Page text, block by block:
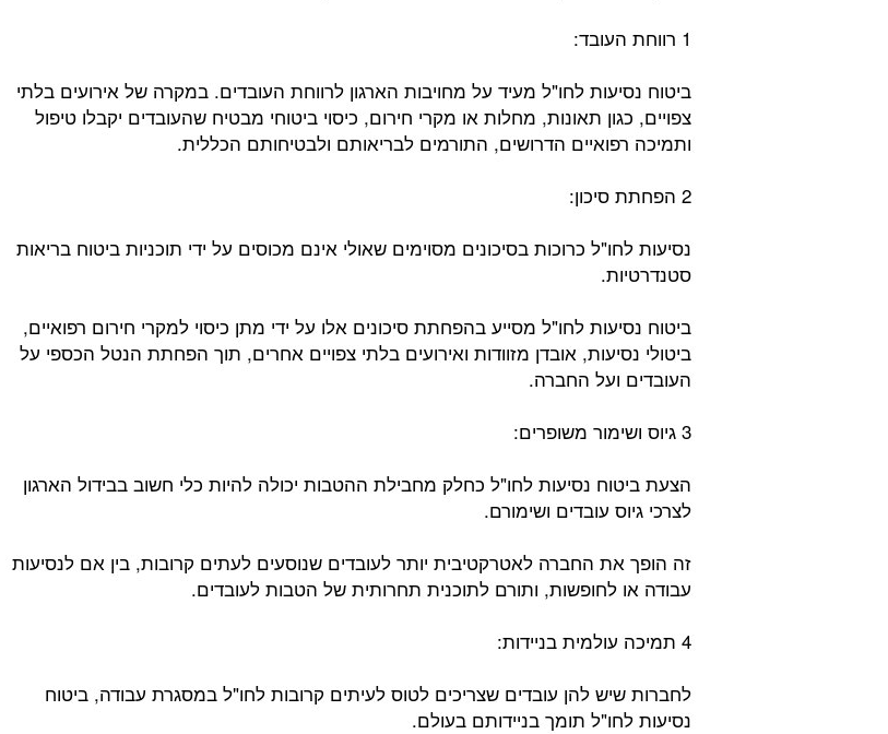
1 רווחת העובד:
ביטוח נסיעות לחו"ל מעיד על מחויבות הארגון לרווחת העובדים. במקרה של אירועים בלתי
צפויים, כגון תאונות, מחלות או מקרי חירום, כיסוי ביטוחי מבטיח שהעובדים יקבלו טיפול
ותמיכה רפואיים הדרושים, התורמים לבריאותם ולבטיחותם הכללית.
2 הפחתת סיכון:
נסיעות לחו"ל כרוכות בסיכונים מסוימים שאולי אינם מכוסים על ידי תוכניות ביטוח בריאות
סטנדרטיות.
ביטוח נסיעות לחו"ל מסייע בהפחתת סיכונים אלו על ידי מתן כיסוי למקרי חירום רפואיים,
ביטולי נסיעות, אובדן מזוודות ואירועים בלתי צפויים אחרים, תוך הפחתת הנטל הכספי על
העובדים ועל החברה.
3 גיוס ושימור משופרים:
הצעת ביטוח נסיעות לחו"ל כחלק מחבילת ההטבות יכולה להיות כלי חשוב בבידול הארגון
לצרכי גיוס עובדים ושימורם.
זה הופך את החברה לאטרקטיבית יותר לעובדים שנוסעים לעתים קרובות, בין אם לנסיעות
עבודה או לחופשות, ותורם לתוכנית תחרותית של הטבות לעובדים.
4 תמיכה עולמית בניידות:
לחברות שיש להן עובדים שצריכים לטוס לעיתים קרובות לחו"ל במסגרת עבודה, ביטוח
נסיעות לחו"ל תומך בניידותם בעולם.